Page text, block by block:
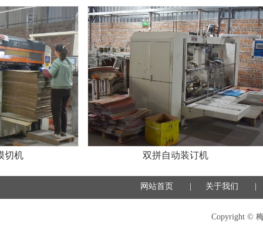
双拼自动装订机
网站首页 关于我们
Copyright ©